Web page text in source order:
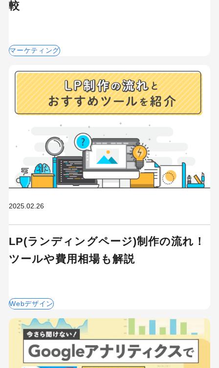
Webマーケティングツール
インフルエンサーマーケTips
オウンドメディア
コーポレートサイト
コンテンツマーケティング
サイト改善
ディスプレイ広告
フレームワーク
ホワイトペーパー
メルマガ
リスティング広告
リンクビルディング
採用サイト
較
マーケティング
2025.02.26
LP(ランディングページ)制作の流れ！
ツールや費用相場も解説
Webデザイン